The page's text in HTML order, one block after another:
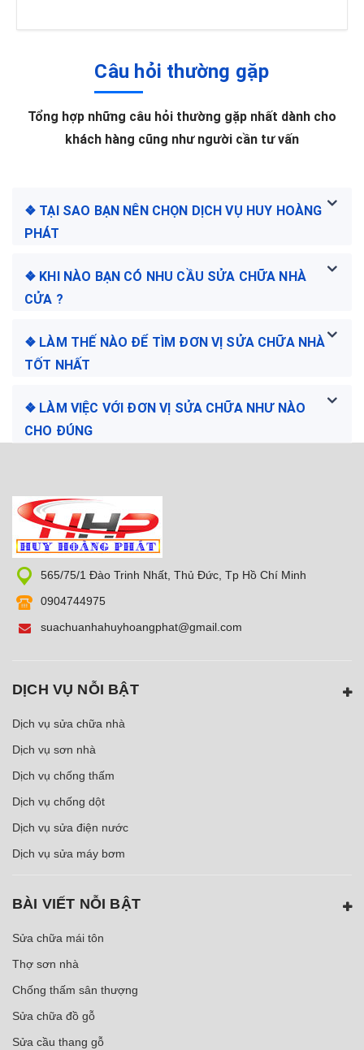
Câu hỏi thường gặp
Tổng hợp những câu hỏi thường gặp nhất dành cho
khách hàng cũng như người cần tư vấn
❖ TẠI SAO BẠN NÊN CHỌN DỊCH VỤ HUY HOÀNG
PHÁT
❖ KHI NÀO BẠN CÓ NHU CẦU SỬA CHỮA NHÀ
CỬA ?
❖ LÀM THẾ NÀO ĐỂ TÌM ĐƠN VỊ SỬA CHỮA NHÀ
TỐT NHẤT
❖ LÀM VIỆC VỚI ĐƠN VỊ SỬA CHỮA NHƯ NÀO
CHO ĐÚNG
565/75/1 Đào Trinh Nhất, Thủ Đức, Tp Hồ Chí Minh
0904744975
suachuanhahuyhoangphat@gmail.com
DỊCH VỤ NỖI BẬT
Dịch vụ sửa chữa nhà
Dịch vụ sơn nhà
Dịch vụ chống thấm
Dịch vụ chống dột
Dịch vụ sửa điện nước
Dịch vụ sửa máy bơm
BÀI VIẾT NỖI BẬT
Sửa chữa mái tôn
Thợ sơn nhà
Chống thấm sân thượng
Sửa chữa đồ gỗ
Sửa cầu thang gỗ